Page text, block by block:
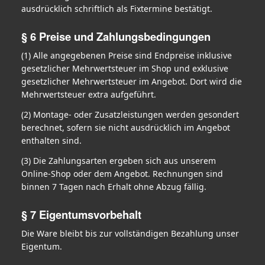
ausdrücklich schriftlich als Fixtermine bestätigt.
§ 6 Preise und Zahlungsbedingungen
(1) Alle angegebenen Preise sind Endpreise inklusive
gesetzlicher Mehrwertsteuer im Shop und exklusive
gesetzlicher Mehrwertsteuer im Angebot. Dort wird die
Mehrwertsteuer extra aufgeführt.
(2) Montage- oder Zusatzleistungen werden gesondert
berechnet, sofern sie nicht ausdrücklich im Angebot
enthalten sind.
(3) Die Zahlungsarten ergeben sich aus unserem
Online-Shop oder dem Angebot. Rechnungen sind
binnen 7 Tagen nach Erhalt ohne Abzug fällig.
§ 7 Eigentumsvorbehalt
Die Ware bleibt bis zur vollständigen Bezahlung unser
Eigentum.